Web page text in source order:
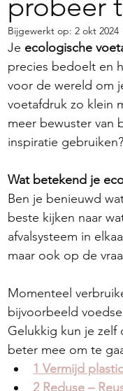
Bijgewerkt op: 2 okt 2024
Je ecologische
precies bedoelt en
voor de wereld om
voetafdruk zo klein
meer bewuster van
inspiratie
Wat betekend je
Ben je benieuwd
beste kijken naar
afvalsysteem in
maar ook op de
Momenteel
bijvoorbeeld
Gelukkig kun je zelf
beter mee om te
1 Vermijd plastic
2 Reduse –